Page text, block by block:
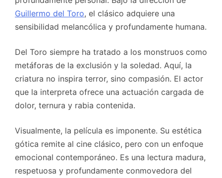
Guillermo del Toro, el clásico adquiere una
sensibilidad melancólica y profundamente humana.
Del Toro siempre ha tratado a los monstruos como
metáforas de la exclusión y la soledad. Aquí, la
criatura no inspira terror, sino compasión. El actor
que la interpreta ofrece una actuación cargada de
dolor, ternura y rabia contenida.
Visualmente, la película es imponente. Su estética
gótica remite al cine clásico, pero con un enfoque
emocional contemporáneo. Es una lectura madura,
respetuosa y profundamente conmovedora del